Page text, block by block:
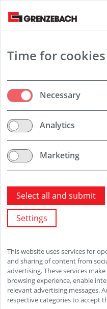
/女/天)
（男/女/日）
/女/天)
/天)
（男/女/日）
English